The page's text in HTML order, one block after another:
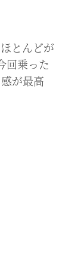
とんどが
回乗った
が最高